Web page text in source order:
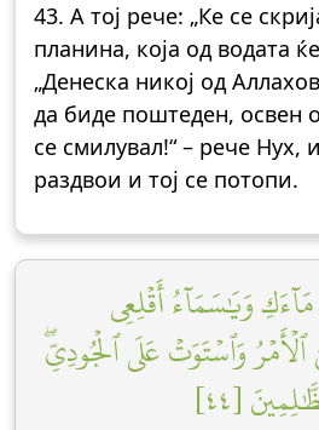
43. А тој рече: „Ке се
планина, која од водата
„Денеска никој од
да биде поштеден, освен
се смилувал!“ – рече Нух,
раздвои и тој се потопи.
وَيَٰسَمَآءُ أَقۡلِعِي
وَٱسۡتَوَتۡ عَلَى ٱلۡجُودِيِّۖ
[٤٤]